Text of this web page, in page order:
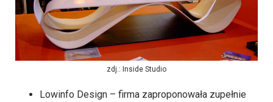
zdj.: Inside Studio
Lowinfo Design – firma zaproponowała zupełnie